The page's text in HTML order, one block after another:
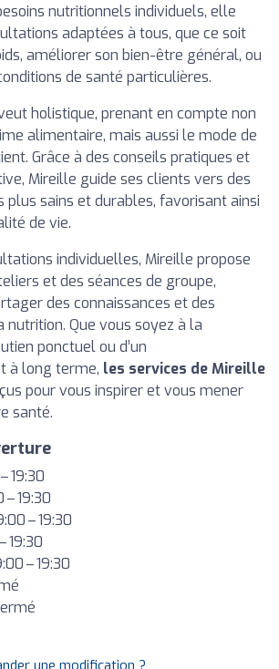
nutritionnels individuels, elle
adaptées à tous, que ce soit
améliorer son bien-être général, ou
de santé particulières.
holistique, prenant en compte non
alimentaire, mais aussi le mode de
Grâce à des conseils pratiques et
Mireille guide ses clients vers des
plus sains et durables, favorisant ainsi
de vie.
individuelles, Mireille propose
et des séances de groupe,
des connaissances et des
nutrition. Que vous soyez à la
ponctuel ou d’un
à long terme, les services de Mireille
pour vous inspirer et vous mener
santé.
19:30
19:30
– 19:30
19:30
– 19:30
une modification ?